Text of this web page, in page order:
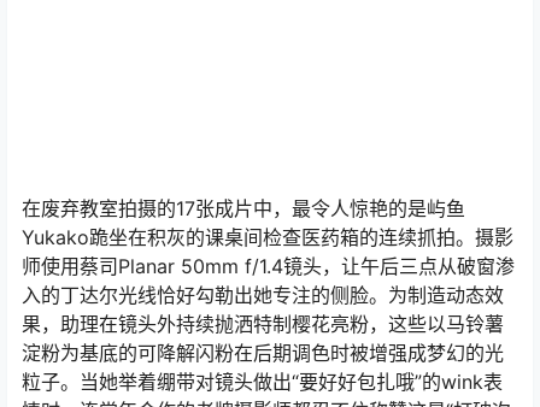
在废弃教室拍摄的17张成片中，最令人惊艳的是屿鱼
Yukako跪坐在积灰的课桌间检查医药箱的连续抓拍。摄影
师使用蔡司Planar 50mm f/1.4镜头，让午后三点从破窗渗
入的丁达尔光线恰好勾勒出她专注的侧脸。为制造动态效
果，助理在镜头外持续抛洒特制樱花亮粉，这些以马铃薯
淀粉为基底的可降解闪粉在后期调色时被增强成梦幻的光
粒子。当她举着绷带对镜头做出“要好好包扎哦”的wink表